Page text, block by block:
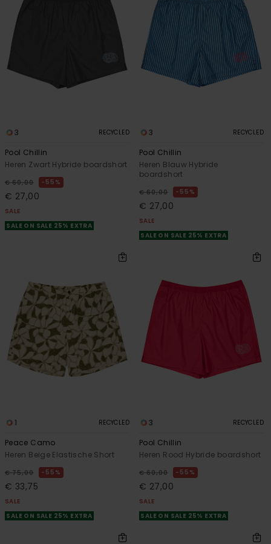
3 RECYCLED
Pool Chillin
Heren Zwart Hybride boardshort
€ 60,00 55%
€ 27,00
SALE
SALE ON SALE 25% EXTRA
3 RECYCLED
Pool Chillin
Heren Blauw Hybride
boardshort
€ 60,00 55%
€ 27,00
SALE
SALE ON SALE 25% EXTRA
1 RECYCLED
Peace Camo
Heren Beige Elastische Short
€ 75,00 55%
€ 33,75
SALE
SALE ON SALE 25% EXTRA
3 RECYCLED
Pool Chillin
Heren Rood Hybride boardshort
€ 60,00 55%
€ 27,00
SALE
SALE ON SALE 25% EXTRA